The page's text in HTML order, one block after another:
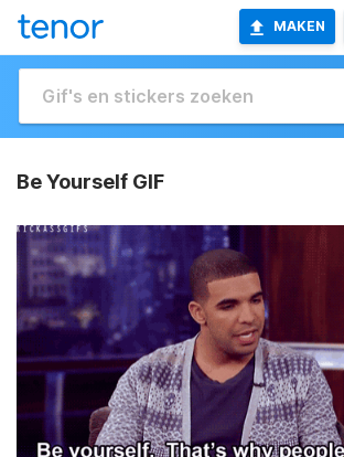
MAKEN
Be Yourself GIF